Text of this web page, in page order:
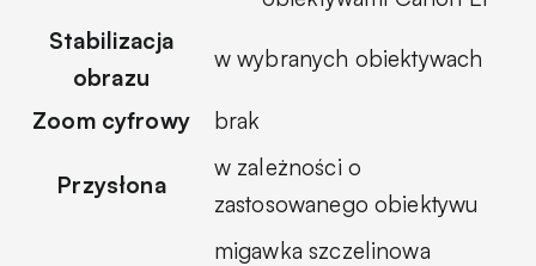
Stabilizacja
obrazu
w wybranych obiektywach
Zoom cyfrowy brak
Przysłona
w zależności o
zastosowanego obiektywu
migawka szczelinowa